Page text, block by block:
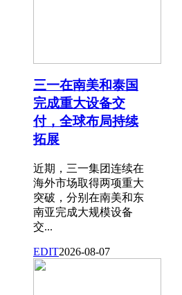
三一在南美和泰国
完成重大设备交
付，全球布局持续
拓展
近期，三一集团连续在
海外市场取得两项重大
突破，分别在南美和东
南亚完成大规模设备
交...
EDIT2026-08-07